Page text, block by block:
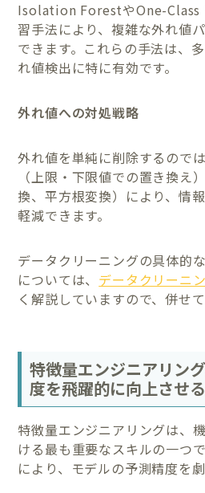
Isolation ForestやOne-Class
習手法により、複雑な外れ値
できます。これらの手法は、
れ値検出に特に有効です。
外れ値への対処戦略
外れ値を単純に削除するので
（上限・下限値での置き換え
換、平方根変換）により、情
軽減できます。
データクリーニングの具体的
については、 データクリーニ
く解説していますので、併せ
特徴量エンジニアリン
度を飛躍的に向上させ
特徴量エンジニアリングは、
ける最も重要なスキルの一つ
により、モデルの予測精度を